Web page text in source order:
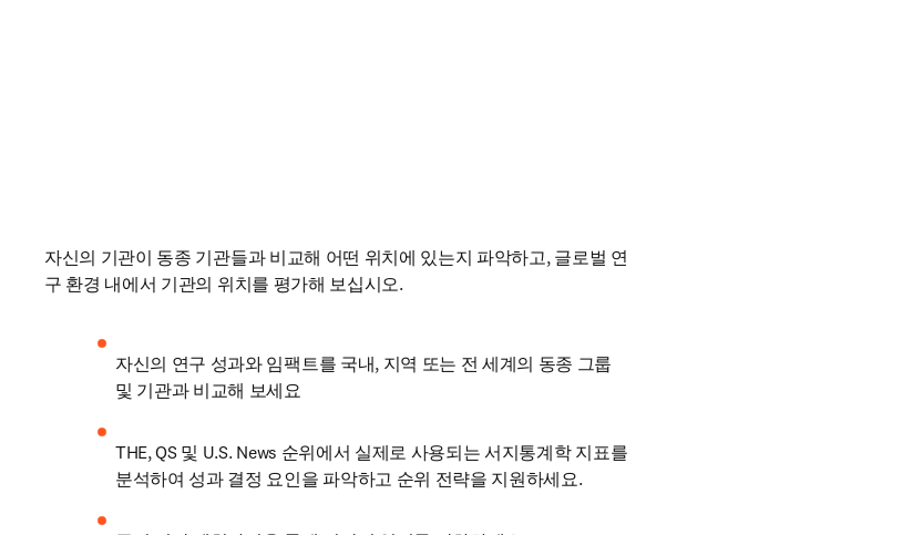
자신의 기관이 동종 기관들과 비교해 어떤 위치에 있는지 파악하고, 글로벌 연
구 환경 내에서 기관의 위치를 평가해 보십시오.
자신의 연구 성과와 임팩트를 국내, 지역 또는 전 세계의 동종 그룹
및 기관과 비교해 보세요
THE, QS 및 U.S. News 순위에서 실제로 사용되는 서지통계학 지표를
분석하여 성과 결정 요인을 파악하고 순위 전략을 지원하세요.